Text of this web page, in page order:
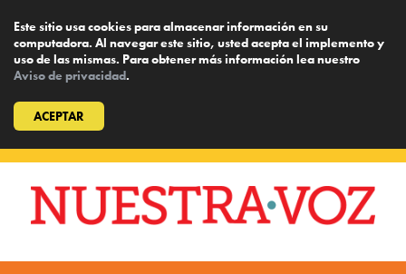
Este sitio usa cookies para almacenar información en su
computadora. Al navegar este sitio, usted acepta el implemento y
uso de las mismas. Para obtener más información lea nuestro
Aviso de privacidad.
ACEPTAR
content